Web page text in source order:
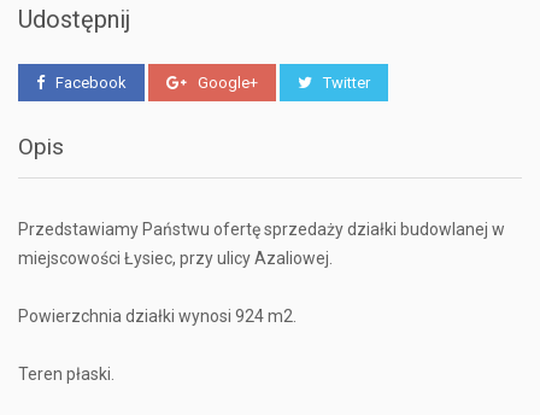
Udostępnij
Facebook Google+ Twitter
Opis
Przedstawiamy Państwu ofertę sprzedaży działki budowlanej w
miejscowości Łysiec, przy ulicy Azaliowej.
Powierzchnia działki wynosi 924 m2.
Teren płaski.